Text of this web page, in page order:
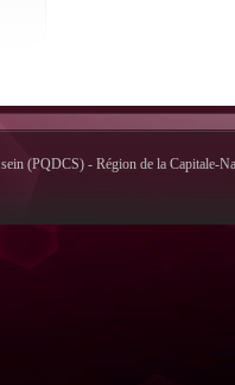
(PQDCS) - Région de la Capitale-